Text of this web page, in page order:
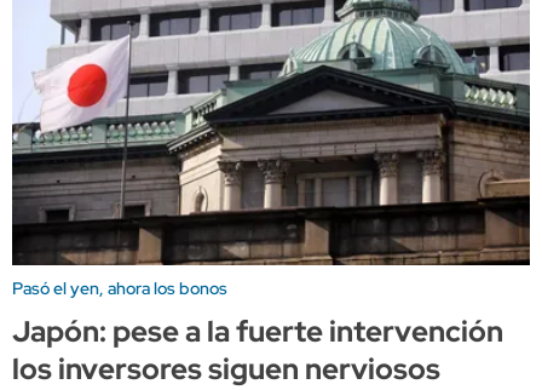
Pasó el yen, ahora los bonos
Japón: pese a la fuerte intervención
los inversores siguen nerviosos